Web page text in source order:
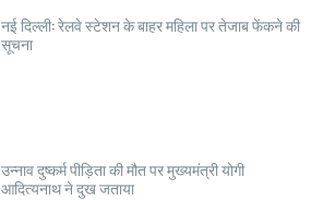
नई दिल्ली: रेलवे स्टेशन के बाहर महिला पर तेजाब फेंकने की
सूचना
उन्नाव दुष्कर्म पीड़िता की मौत पर मुख्यमंत्री योगी
आदित्यनाथ ने दुख जताया